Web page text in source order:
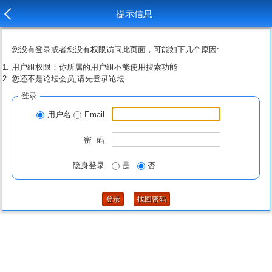
提示信息
您没有登录或者您没有权限访问此页面，可能如下几个原因:
用户组权限：你所属的用户组不能使用搜索功能
您还不是论坛会员,请先登录论坛
登录
用户名 Email
密 码
隐身登录 是 否